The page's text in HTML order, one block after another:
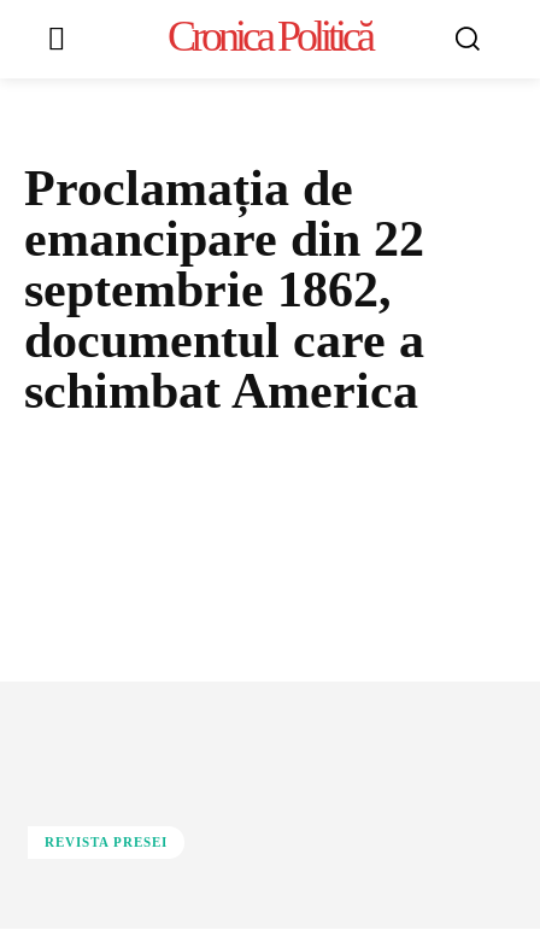
Cronica Politică
Proclamația de
emancipare din 22
septembrie 1862,
documentul care a
schimbat America
REVISTA PRESEI